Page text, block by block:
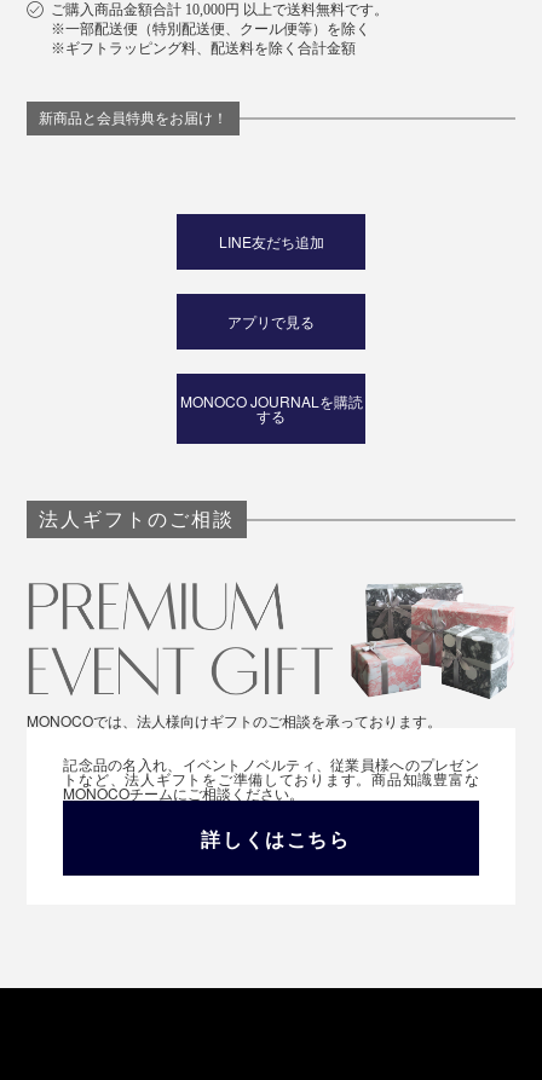
ご購入商品金額合計 10,000円 以上で送料無料です。
※一部配送便（特別配送便、クール便等）を除く
※ギフトラッピング料、配送料を除く合計金額
新商品と会員特典をお届け！
LINE友だち追加
アプリで見る
MONOCO JOURNALを購読
する
法人ギフトのご相談
MONOCOでは、法人様向けギフトのご相談を承っております。
記念品の名入れ、イベントノベルティ、従業員様へのプレゼン
トなど、法人ギフトをご準備しております。商品知識豊富な
MONOCOチームにご相談ください。
詳しくはこちら